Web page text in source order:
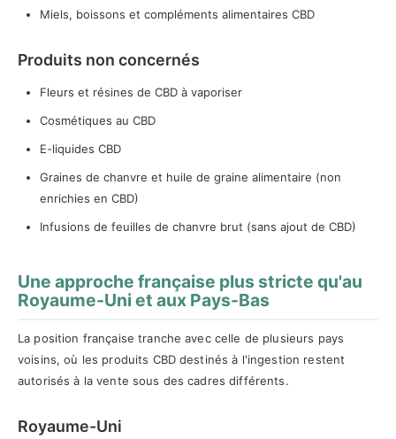
Miels, boissons et compléments alimentaires CBD
Produits non concernés
Fleurs et résines de CBD à vaporiser
Cosmétiques au CBD
E-liquides CBD
Graines de chanvre et huile de graine alimentaire (non
enrichies en CBD)
Infusions de feuilles de chanvre brut (sans ajout de CBD)
Une approche française plus stricte qu'au
Royaume-Uni et aux Pays-Bas
La position française tranche avec celle de plusieurs pays
voisins, où les produits CBD destinés à l'ingestion restent
autorisés à la vente sous des cadres différents.
Royaume-Uni